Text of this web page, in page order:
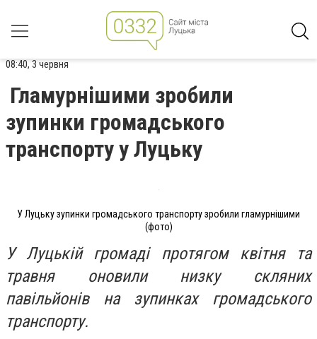
08:40, 3 червня
Гламурнішими зробили
зупинки громадського
транспорту у Луцьку
У Луцьку зупинки громадського транспорту зробили гламурнішими
(фото)
У Луцькій громаді протягом квітня та
травня оновили низку скляних
павільйонів на зупинках громадського
транспорту.